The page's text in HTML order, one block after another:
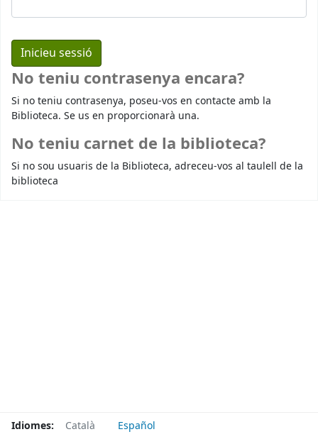
No teniu contrasenya encara?
Si no teniu contrasenya, poseu-vos en contacte amb la
Biblioteca. Se us en proporcionarà una.
No teniu carnet de la biblioteca?
Si no sou usuaris de la Biblioteca, adreceu-vos al taulell de la
biblioteca
Idiomes: Català Español